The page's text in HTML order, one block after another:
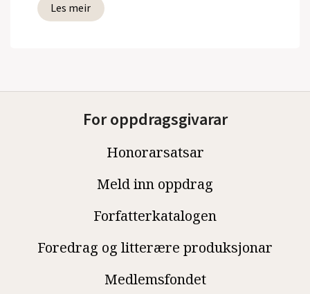
Les meir
For oppdragsgivarar
Honorarsatsar
Meld inn oppdrag
Forfatterkatalogen
Foredrag og litterære produksjonar
Medlemsfondet